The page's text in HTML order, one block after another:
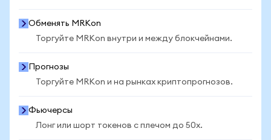
Обменять MRKon
Торгуйте MRKon внутри и между блокчейнами.
Прогнозы
Торгуйте MRKon и на рынках криптопрогнозов.
Фьючерсы
Лонг или шорт токенов с плечом до 50x.